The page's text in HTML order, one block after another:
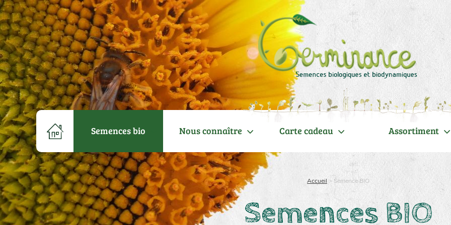
Semences bio Nous connaître Carte cadeau Assortiment
Accueil > Semence BIO
Semences BIO